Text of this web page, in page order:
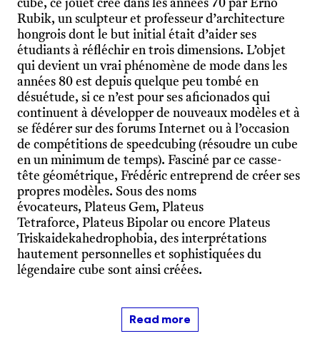
cube, ce jouet créé dans les années 70 par Ernő
Rubik, un sculpteur et professeur d’architecture
hongrois dont le but initial était d’aider ses
étudiants à réfléchir en trois dimensions. L’objet
qui devient un vrai phénomène de mode dans les
années 80 est depuis quelque peu tombé en
désuétude, si ce n’est pour ses aficionados qui
continuent à développer de nouveaux modèles et à
se fédérer sur des forums Internet ou à l’occasion
de compétitions de speedcubing (résoudre un cube
en un minimum de temps). Fasciné par ce casse-
tête géométrique, Frédéric entreprend de créer ses
propres modèles. Sous des noms
évocateurs, Plateus Gem, Plateus
Tetraforce, Plateus Bipolar ou encore Plateus
Triskaidekahedrophobia, des interprétations
hautement personnelles et sophistiquées du
légendaire cube sont ainsi créées.
Read more